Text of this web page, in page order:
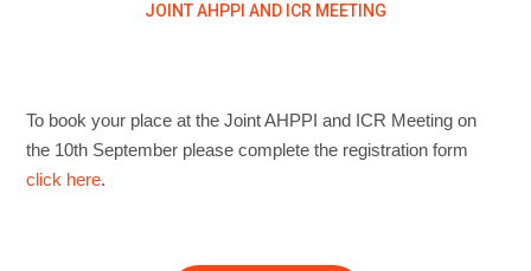
JOINT AHPPI AND ICR MEETING
To book your place at the Joint AHPPI and ICR Meeting on
the 10th September please complete the registration form
click here.